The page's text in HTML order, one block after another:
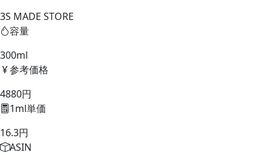
3S MADE STORE
容量
300ml
参考価格
4880円
1ml単価
16.3円
ASIN